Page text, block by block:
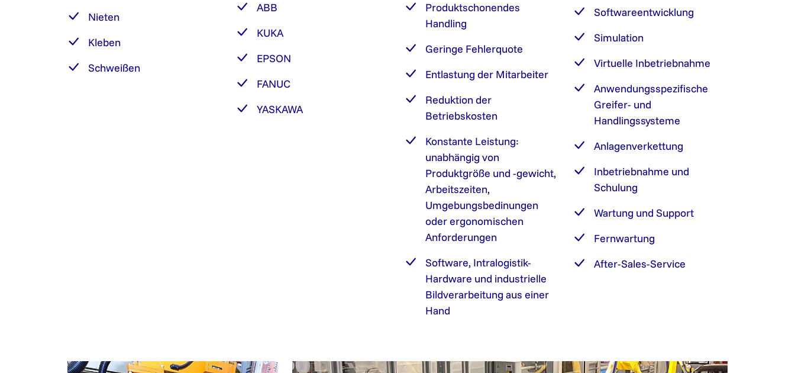
Nieten
Kleben
Schweißen
ABB
KUKA
EPSON
FANUC
YASKAWA
Produktschonendes
Handling
Geringe Fehlerquote
Entlastung der Mitarbeiter
Reduktion der
Betriebskosten
Konstante Leistung:
unabhängig von
Produktgröße und -gewicht,
Arbeitszeiten,
Umgebungsbedinungen
oder ergonomischen
Anforderungen
Software, Intralogistik-
Hardware und industrielle
Bildverarbeitung aus einer
Hand
Softwareentwicklung
Simulation
Virtuelle Inbetriebnahme
Anwendungsspezifische
Greifer- und
Handlingssysteme
Anlagenverkettung
Inbetriebnahme und
Schulung
Wartung und Support
Fernwartung
After-Sales-Service